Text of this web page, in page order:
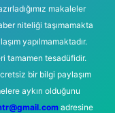
makaleler
niteliği taşımamakta
yapılmamaktadır.
tamamen tesadüfidir.
bir bilgi paylaşım
aykırı olduğunu
adresine